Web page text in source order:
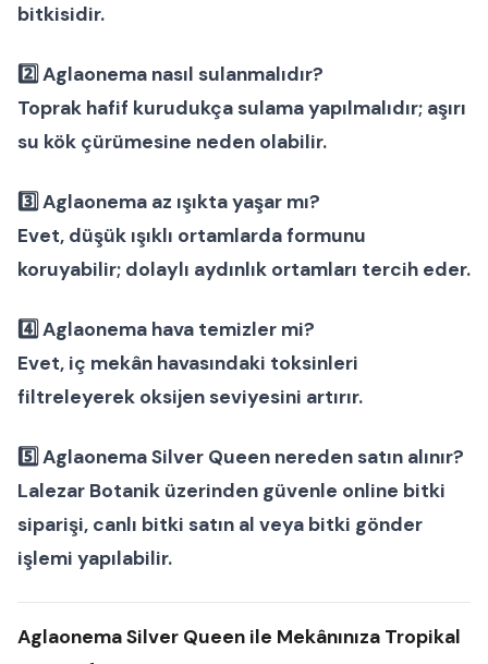
bitkisidir.
2️⃣ Aglaonema nasıl sulanmalıdır?
Toprak hafif kurudukça sulama yapılmalıdır; aşırı
su kök çürümesine neden olabilir.
3️⃣ Aglaonema az ışıkta yaşar mı?
Evet, düşük ışıklı ortamlarda formunu
koruyabilir; dolaylı aydınlık ortamları tercih eder.
4️⃣ Aglaonema hava temizler mi?
Evet, iç mekân havasındaki toksinleri
filtreleyerek oksijen seviyesini artırır.
5️⃣ Aglaonema Silver Queen nereden satın alınır?
Lalezar Botanik üzerinden güvenle online bitki
siparişi, canlı bitki satın al veya bitki gönder
işlemi yapılabilir.
Aglaonema Silver Queen ile Mekânınıza Tropikal